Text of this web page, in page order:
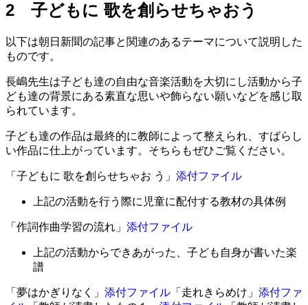
2 子どもに 歌を創らせちゃおう
以下は朝日新聞の記事と関連のあるテーマについて説明した
ものです。
長嶋先生は子ども達の自由な音楽活動を大切にし活動から子
ども達の背景にある素直な思いや飾らない願いなどを感じ取
られています。
子ども達の作品は最終的に教師によって整えられ、すばらし
い作品に仕上がっています。そちらもぜひご覧ください。
「子どもに 歌を創らせちゃお う」 添付ファイル
上記の活動を行う際に児童に配付する教材の具体例
「作詞作曲学習の流れ」 添付ファイル
上記の活動からできあがった、子ども自身が書いた楽
譜
「夢はかぎりなく」 添付ファイル 「走れきらめけ」 添付ファ